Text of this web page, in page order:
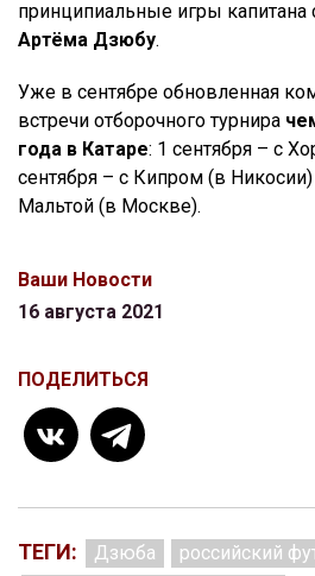
принципиальные игры капитана
Артёма Дзюбу.
Уже в сентябре обновленная
встречи отборочного турнира
года в Катаре: 1 сентября – с
сентября – с Кипром (в Никосии)
Мальтой (в Москве).
Ваши Новости
16 августа 2021
ПОДЕЛИТЬСЯ
ТЕГИ: Дзюба
российский